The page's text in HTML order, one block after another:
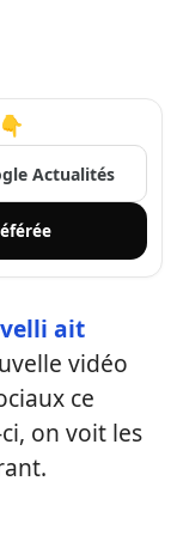
Actualités
ait
vidéo
ce
on voit les